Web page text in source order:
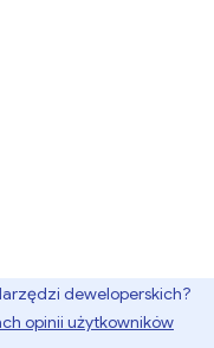
deweloperskich?
opinii użytkowników